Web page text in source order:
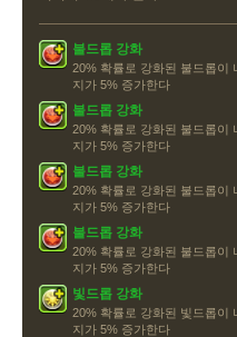
불드롭 강화
20% 확률로 강화된 불드롭이
지가 5% 증가한다
불드롭 강화
20% 확률로 강화된 불드롭이
지가 5% 증가한다
불드롭 강화
20% 확률로 강화된 불드롭이
지가 5% 증가한다
불드롭 강화
20% 확률로 강화된 불드롭이
지가 5% 증가한다
빛드롭 강화
20% 확률로 강화된 빛드롭이
지가 5% 증가한다